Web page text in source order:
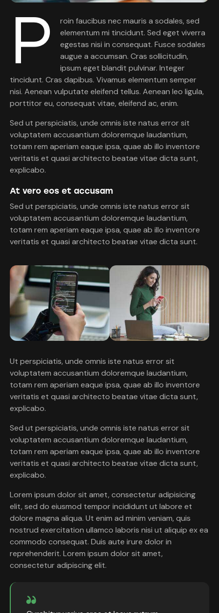
P
roin faucibus nec mauris a sodales, sed
elementum mi tincidunt. Sed eget viverra
egestas nisi in consequat. Fusce sodales
augue a accumsan. Cras sollicitudin,
ipsum eget blandit pulvinar. Integer
tincidunt. Cras dapibus. Vivamus elementum semper
nisi. Aenean vulputate eleifend tellus. Aenean leo ligula,
porttitor eu, consequat vitae, eleifend ac, enim.
Sed ut perspiciatis, unde omnis iste natus error sit
voluptatem accusantium doloremque laudantium,
totam rem aperiam eaque ipsa, quae ab illo inventore
veritatis et quasi architecto beatae vitae dicta sunt,
explicabo.
At vero eos et accusam
Sed ut perspiciatis, unde omnis iste natus error sit
voluptatem accusantium doloremque laudantium,
totam rem aperiam eaque ipsa, quae ab illo inventore
veritatis et quasi architecto beatae vitae dicta sunt.
Ut perspiciatis, unde omnis iste natus error sit
voluptatem accusantium doloremque laudantium,
totam rem aperiam eaque ipsa, quae ab illo inventore
veritatis et quasi architecto beatae vitae dicta sunt,
explicabo.
Sed ut perspiciatis, unde omnis iste natus error sit
voluptatem accusantium doloremque laudantium,
totam rem aperiam eaque ipsa, quae ab illo inventore
veritatis et quasi architecto beatae vitae dicta sunt,
explicabo.
Lorem ipsum dolor sit amet, consectetur adipisicing
elit, sed do eiusmod tempor incididunt ut labore et
dolore magna aliqua. Ut enim ad minim veniam, quis
nostrud exercitation ullamco laboris nisi ut aliquip ex ea
commodo consequat. Duis aute irure dolor in
reprehenderit. Lorem ipsum dolor sit amet,
consectetur adipiscing elit.